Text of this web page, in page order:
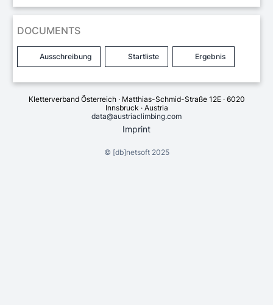
DOCUMENTS
Ausschreibung Startliste Ergebnis
Kletterverband Österreich · Matthias-Schmid-Straße 12E · 6020
Innsbruck · Austria
data@austriaclimbing.com
Imprint
© [db]netsoft2025